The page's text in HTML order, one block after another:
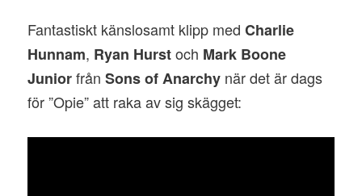
Fantastiskt känslosamt klipp medCharlie
Hunnam, Ryan Hurstoch Mark Boone
Juniorfrån Sons of Anarchy när det är dags
för ”Opie” att raka av sig skägget: